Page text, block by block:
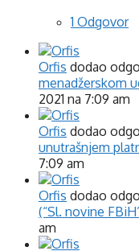
1 Odgovor
Orfis dodao
menadžerskom
2021 na 7:09 am
Orfis dodao
unutrašnjem
7:09 am
Orfis dodao
(“Sl. novine
am